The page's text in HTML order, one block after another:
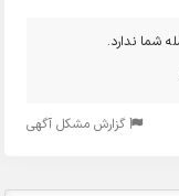
گزارش مشکل آگهی